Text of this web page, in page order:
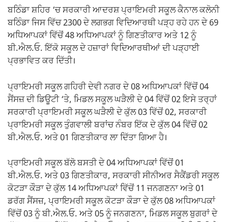
ਬਠਿੰਡਾ ਸ਼ਹਿਰ ‘ਚ ਸਰਕਾਰੀ ਆਦਰਸ਼ ਪ੍ਰਾਇਮਰੀ ਸਕੂਲ ਕੈਨਾਲ ਕਲੋਨੀ
ਬਠਿੰਡਾ ਜਿਸ ਵਿੱਚ 2300 ਦੇ ਲਗਭਗ ਵਿਦਿਆਰਥੀ ਪੜ੍ਹ ਰਹੇ ਹਨ ਦੇ 69
ਅਧਿਆਪਕਾਂ ਵਿੱਚੋਂ 48 ਅਧਿਆਪਕਾਂ ਨੂੰ ਗਿਣਤੀਕਾਰ ਅਤੇ 12 ਨੂੰ
ਬੀ.ਐਲ.ਓ. ਇੱਕੋ ਸਕੂਲ ਦੇ ਹਜ਼ਾਰਾਂ ਵਿਦਿਆਰਥੀਆਂ ਦੀ ਪੜ੍ਹਾਈ
ਪ੍ਰਭਾਵਿਤ ਕਰ ਦਿੱਤੀ।
ਪ੍ਰਾਇਮਰੀ ਸਕੂਲ ਗਹਿਰੀ ਦੇਵੀ ਨਗਰ ਦੇ 08 ਅਧਿਆਪਕਾਂ ਵਿੱਚੋਂ 04
ਸੈਂਸਜ਼ ਦੀ ਡਿਊਟੀ ‘ਤੇ, ਮਿਡਲ ਸਕੂਲ ਘੜੈਲੀ ਦੇ 04 ਵਿੱਚੋਂ 02 ਇਸੇ ਤਰ੍ਹਾਂ
ਸਰਕਾਰੀ ਪ੍ਰਾਇਮਰੀ ਸਕੂਲ ਘੜੈਲੀ ਦੇ ਕੁੱਲ 03 ਵਿੱਚੋਂ 02, ਸਰਕਾਰੀ
ਪ੍ਰਾਇਮਰੀ ਸਕੂਲ ਤੁੰਗਵਾਲੀ ਬਰਾਂਚ ਨੰਬਰ ਇੱਕ ਦੇ ਕੁੱਲ 04 ਵਿੱਚੋਂ 02
ਬੀ.ਐਲ.ਓ. ਅਤੇ 01 ਗਿਣਤੀਕਾਰ ਲਾ ਦਿੱਤਾ ਗਿਆ ਹੈ।
ਪ੍ਰਾਇਮਰੀ ਸਕੂਲ ਬੱਲੋ ਬਸਤੀ ਦੇ 04 ਅਧਿਆਪਕਾਂ ਵਿੱਚੋਂ 01
ਬੀ.ਐਲ.ਓ. ਅਤੇ 03 ਗਿਣਤੀਕਾਰ, ਸਰਕਾਰੀ ਸੀਨੀਅਰ ਸੈਕੈਂਡਰੀ ਸਕੂਲ
ਕੋਟੜਾ ਕੌੜਾ ਦੇ ਕੁੱਲ 14 ਅਧਿਆਪਕਾਂ ਵਿੱਚੋਂ 11 ਜਨਗਣਨਾ ਅਤੇ 01
ਡਰੱਗ ਸੈਂਸਜ਼, ਪ੍ਰਾਇਮਰੀ ਸਕੂਲ ਕੋਟੜਾ ਕੌੜਾ ਦੇ ਕੁੱਲ 08 ਅਧਿਆਪਕਾਂ
ਵਿੱਚੋਂ 03 ਨੂੰ ਬੀ.ਐਲ.ਓ. ਅਤੇ 05 ਨੂੰ ਜਨਗਣਨਾ, ਮਿਡਲ ਸਕੂਲ ਬੁਗਰਾਂ ਦੇ